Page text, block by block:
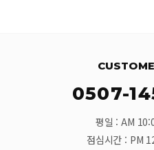
0507-
평일 : AM
점심시간 : PM